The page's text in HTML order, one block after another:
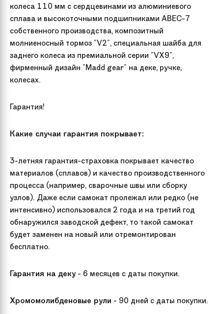
колеса 110 мм с сердцевинами из алюминиевого
сплава и высокоточными подшипниками ABEC-7
собственного производства, композитный
молниеносный тормоз "V2", специальная шайба для
заднего колеса из премиальной серии "VX9",
фирменный дизайн "Madd gear" на деке, ручке,
колесах.
Гарантия!
Какие случаи гарантия покрывает:
3-летняя гарантия-страховка покрывает качество
материалов (сплавов) и качество производственного
процесса (например, сварочные швы или сборку
узлов). Даже если самокат пролежал или редко (не
интенсивно) использовался 2 года и на третий год
обнаружился заводской дефект, то такой самокат
будет заменен на новый или отремонтирован
бесплатно.
Гарантия на деку- 6 месяцев с даты покупки.
Хромомолибденовые рули - 90 дней с даты покупки.